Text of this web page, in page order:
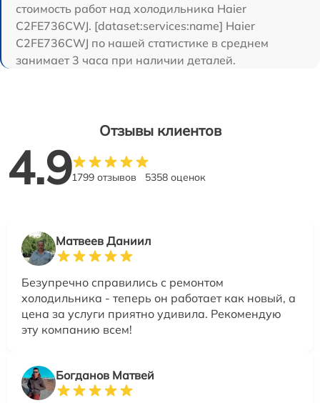
стоимость работ над холодильника Haier
C2FE736CWJ. [dataset:services:name] Haier
C2FE736CWJ по нашей статистике в среднем
занимает 3 часа при наличии деталей.
Отзывы клиентов
4.91799 отзывов 5358 оценок
Матвеев Даниил
Безупречно справились с ремонтом
холодильника - теперь он работает как новый, а
цена за услуги приятно удивила. Рекомендую
эту компанию всем!
Богданов Матвей